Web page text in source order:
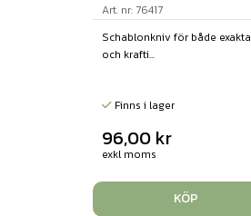
Art. nr: 76417
Schablonkniv för både exakta
och krafti...
Finns i lager
96,00 kr
exkl moms
KÖP